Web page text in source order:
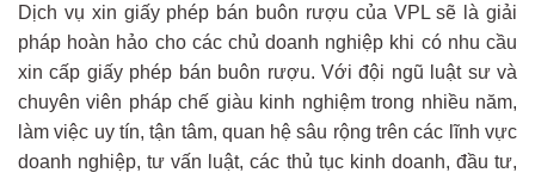
Dịch vụ xin giấy phép bán buôn rượu của VPL sẽ là giải
pháp hoàn hảo cho các chủ doanh nghiệp khi có nhu cầu
xin cấp giấy phép bán buôn rượu. Với đội ngũ luật sư và
chuyên viên pháp chế giàu kinh nghiệm trong nhiều năm,
làm việc uy tín, tận tâm, quan hệ sâu rộng trên các lĩnh vực
doanh nghiệp, tư vấn luật, các thủ tục kinh doanh, đầu tư,